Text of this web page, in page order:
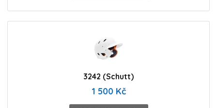
3242 (Schutt)
1 500 Kč